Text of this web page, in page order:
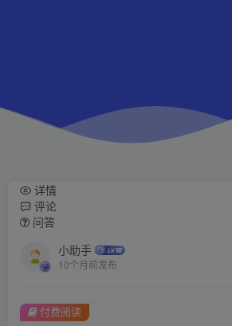
详情
评论
问答
小助手
10个月前发布
付费阅读